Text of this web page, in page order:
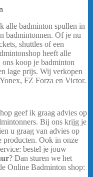
alle badminton spullen in
badmintonnen. Of je nu
shuttles of een
heeft alle
koop je badminton
lage prijs. Wij verkopen
FZ Forza en Victor.
geef ik graag advies op
Bij ons krijg je
u graag van advies op
producten. Ook in onze
bestel je jouw
? Dan sturen we het
Online Badminton shop: